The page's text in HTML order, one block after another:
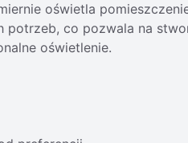
oświetla
co pozwala na
oświetlenie.